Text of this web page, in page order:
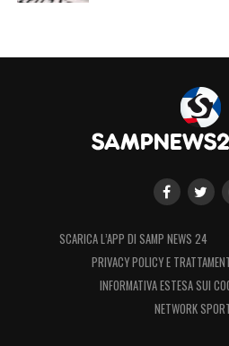
SCARICA L’APP DI SAMP NEWS 24
PRIVACY POLICY E
INFORMATIVA ESTESA SUI
NETWORK